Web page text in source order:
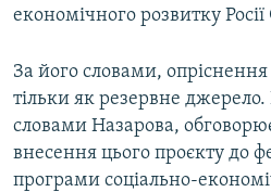
економічного розвитку Росії
За його словами,
тільки як резервне
словами Назарова,
внесення цього проєкту до
програми соціально-